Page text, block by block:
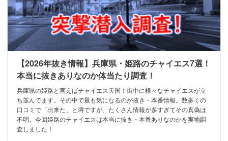
【2026年抜き情報】兵庫県・姫路のチャイエス7選！
本当に抜きありなのか体当たり調査！
兵庫県の姫路と言えばチャイエス天国！街中に様々なチャイエスが立
ち並んでます。その中で最も気になるのが抜き・本番情報。数多くの
口コミで「出来た」と噂ですが、たくさん情報が多すぎてその真偽は
不明。今回姫路のチャイエスは本当に抜き・本番ありなのかを実地調
査しました！